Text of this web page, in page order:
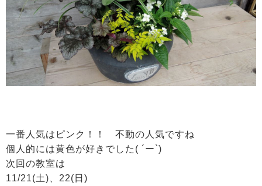
一番人気はピンク！！ 不動の人気ですね
個人的には黄色が好きでした( ´ー`)
次回の教室は
11/21(土)、22(日)